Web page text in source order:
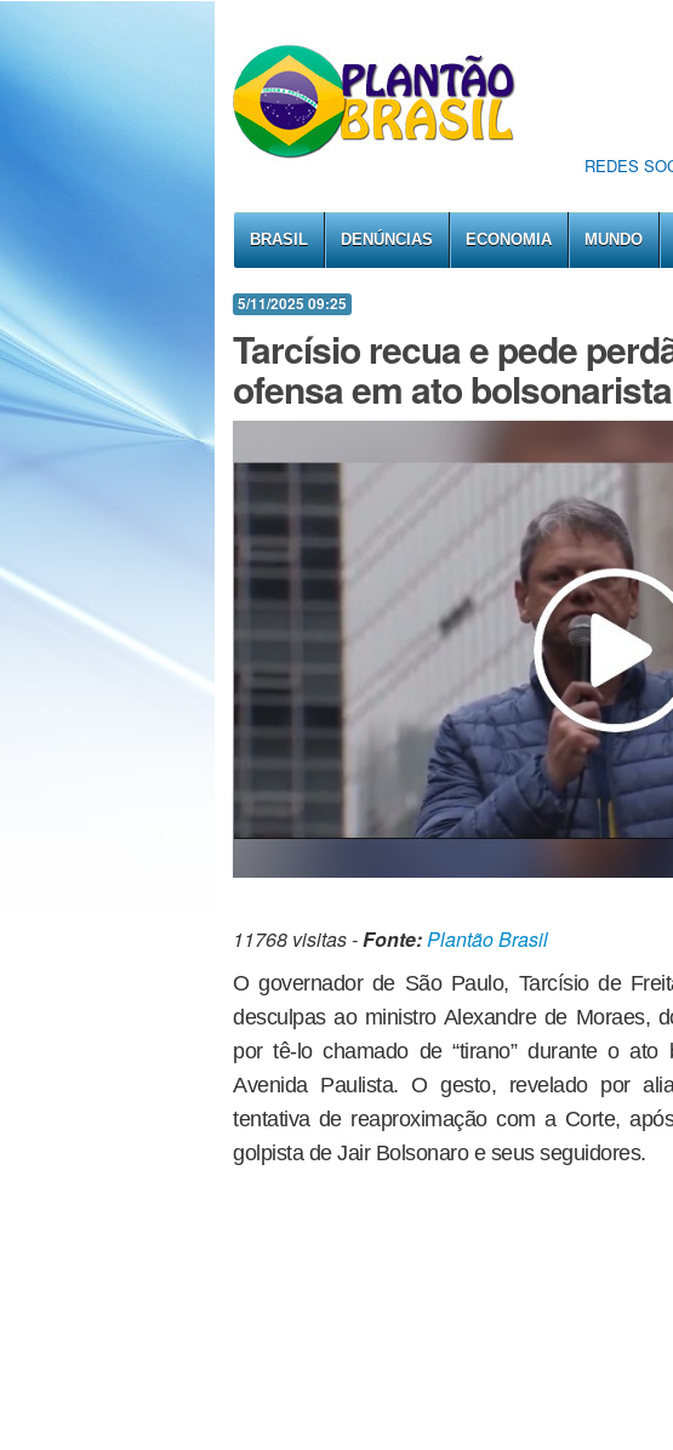
REDES
BRASIL DENÚNCIAS ECONOMIA MUNDO
5/11/2025 09:25
Tarcísio recua e pede
ofensa em ato bolsonarista
11768 visitas -Fonte:Plantão Brasil
O governador de São Paulo, Tarcísio de
desculpas ao ministro Alexandre de Moraes,
por tê-lo chamado de “tirano” durante o
Avenida Paulista. O gesto, revelado por
tentativa de reaproximação com a Corte,
golpista de Jair Bolsonaro e seus seguidores.